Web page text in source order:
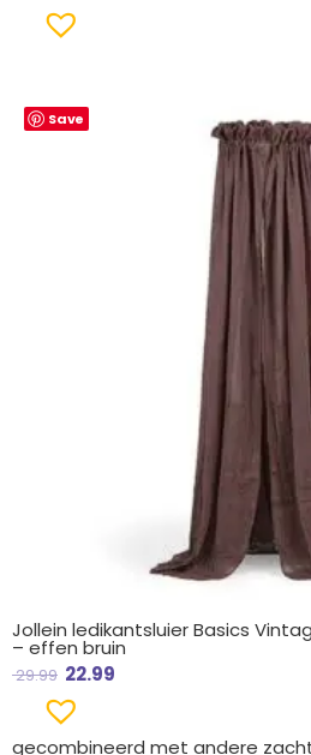
Save
Jollein ledikantsluier Basics
– effen bruin
29.99
Oorspronkelijke
prijs
22.99
gecombineerd met andere